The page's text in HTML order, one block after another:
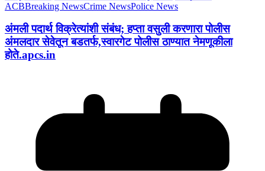
ACBBreaking NewsCrime NewsPolice News
अंमली पदार्थ विक्रेत्यांशी संबंध; हप्ता वसुली करणारा पोलीस
अंमलदार सेवेतून बडतर्फ,स्वारगेट पोलीस ठाण्यात नेमणूकीला
होते.apcs.in